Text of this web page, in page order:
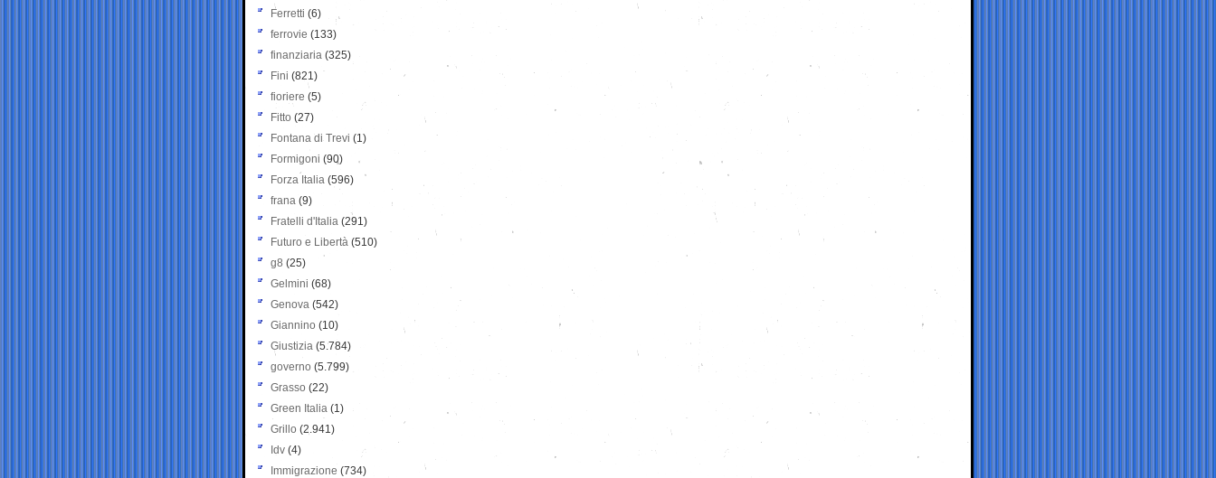
Ferretti (6)
ferrovie (133)
finanziaria (325)
Fini (821)
fioriere (5)
Fitto (27)
Fontana di Trevi (1)
Formigoni (90)
Forza Italia (596)
frana (9)
Fratelli d'Italia (291)
Futuro e Libertà (510)
g8 (25)
Gelmini (68)
Genova (542)
Giannino (10)
Giustizia (5.784)
governo (5.799)
Grasso (22)
Green Italia (1)
Grillo (2.941)
Idv (4)
Immigrazione (734)